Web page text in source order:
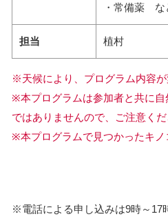
・常備薬 な
担当 植村
※天候により、プログラム内容が
※本プログラムは参加者と共に自
ではありませんので、ご注意くだ
※本プログラムで見つかったキノ
※電話による申し込みは9時～17